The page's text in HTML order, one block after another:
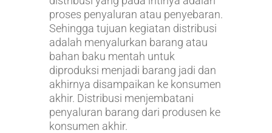
proses penyaluran atau penyebaran.
Sehingga tujuan kegiatan distribusi
adalah menyalurkan barang atau
bahan baku mentah untuk
diproduksi menjadi barang jadi dan
akhirnya disampaikan ke konsumen
akhir. Distribusi menjembatani
penyaluran barang dari produsen ke
konsumen akhir.